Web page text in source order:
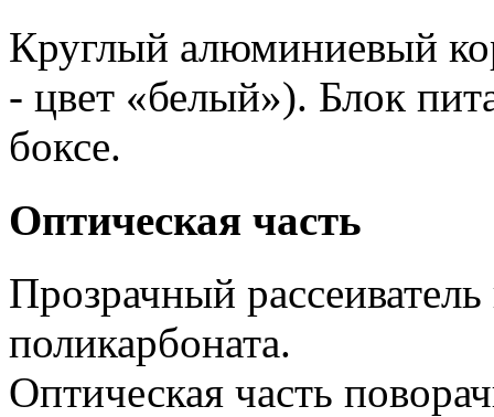
Круглый алюминиевый
- цвет «белый»). Блок
боксе.
Оптическая часть
Прозрачный
поликарбоната.
Оптическая часть